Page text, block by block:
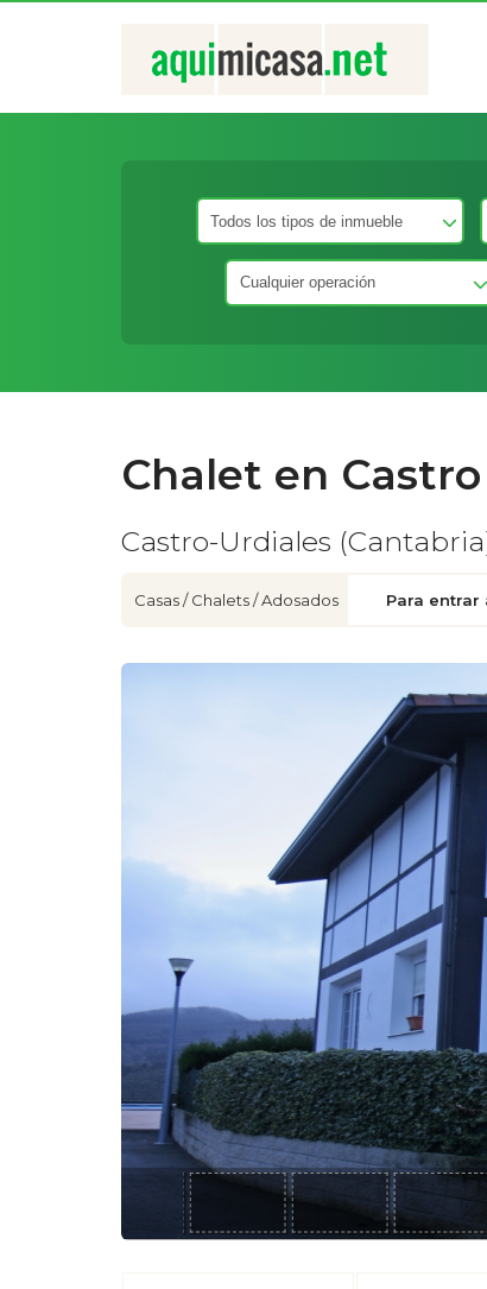
Chalet en
Castro-Urdiales
Casas / Chalets / Adosados Para entrar